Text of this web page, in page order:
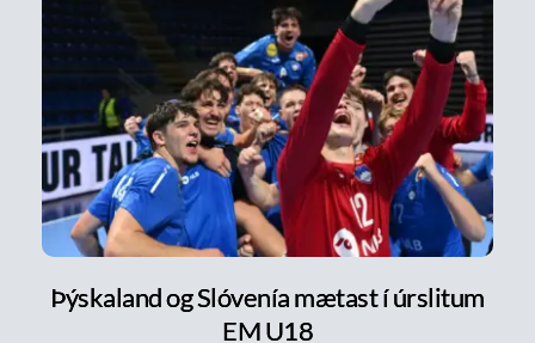
Þýskaland og Slóvenía mætast í úrslitum
EM U18